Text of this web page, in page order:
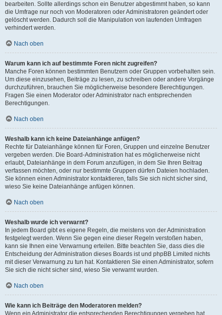
bearbeiten. Sollte allerdings schon ein Benutzer abgestimmt haben, so kann
die Umfrage nur noch von Moderatoren oder Administratoren geändert oder
gelöscht werden. Dadurch soll die Manipulation von laufenden Umfragen
verhindert werden.
Nach oben
Warum kann ich auf bestimmte Foren nicht zugreifen?
Manche Foren können bestimmten Benutzern oder Gruppen vorbehalten sein.
Um diese einzusehen, Beiträge zu lesen, zu schreiben oder andere Vorgänge
durchzuführen, brauchen Sie möglicherweise besondere Berechtigungen.
Fragen Sie einen Moderator oder Administrator nach entsprechenden
Berechtigungen.
Nach oben
Weshalb kann ich keine Dateianhänge anfügen?
Rechte für Dateianhänge können für Foren, Gruppen und einzelne Benutzer
vergeben werden. Die Board-Administration hat es möglicherweise nicht
erlaubt, Dateianhänge in dem Forum anzufügen, in dem Sie Ihren Beitrag
verfassen möchten, oder nur bestimmte Gruppen dürfen Dateien hochladen.
Sie können einen Administrator kontaktieren, falls Sie sich nicht sicher sind,
wieso Sie keine Dateianhänge anfügen können.
Nach oben
Weshalb wurde ich verwarnt?
In jedem Board gibt es eigene Regeln, die meistens von der Administration
festgelegt werden. Wenn Sie gegen eine dieser Regeln verstoßen haben,
kann sie Ihnen eine Verwarnung erteilen. Bitte beachten Sie, dass dies die
Entscheidung der Administration dieses Boards ist und phpBB Limited nichts
mit dieser Verwarnung zu tun hat. Kontaktieren Sie einen Administrator, sofern
Sie sich die nicht sicher sind, wieso Sie verwarnt wurden.
Nach oben
Wie kann ich Beiträge den Moderatoren melden?
Wenn ein Administrator die entsprechenden Berechtigungen vergeben hat,